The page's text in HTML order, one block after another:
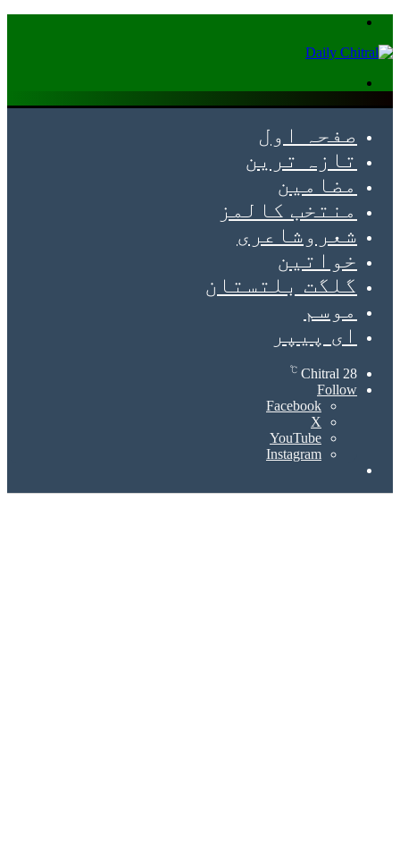
صفحہ اول
تازہ ترین
مضامین
منتخب کالمز
شعروشاعری
خواتین
گلگت بلتستان
موسم
ای پیپر
Chitral 28
℃
Follow
Facebook
X
YouTube
Instagram